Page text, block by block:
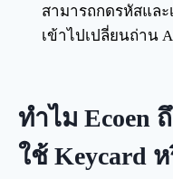
สามารถกดรหัสแล
เข้าไปเปลี่ยนถ่าน
ทำไม Ecoen
ใช้ Keycard